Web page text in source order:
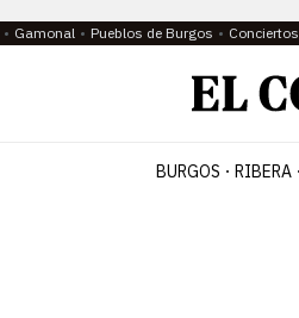
Gamonal Pueblos de Burgos Conciertos
BURGOS RIBERA